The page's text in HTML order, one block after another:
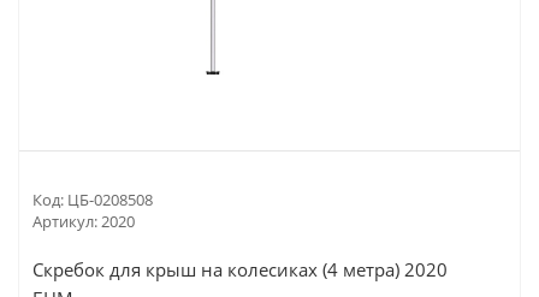
Код: ЦБ-0208508
Артикул:2020
Скребок для крыш на колесиках (4 метра) 2020